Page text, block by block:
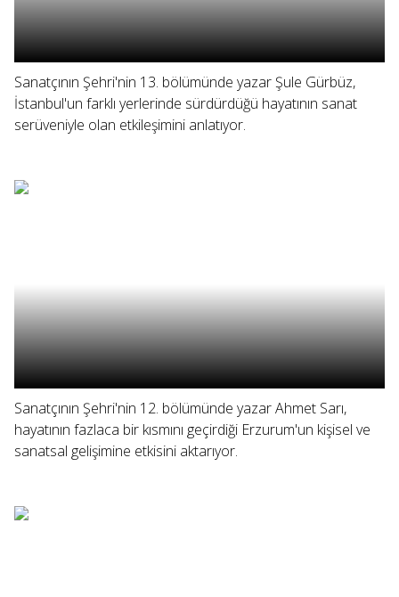
Sanatçının Şehri'nin 13. bölümünde yazar Şule Gürbüz,
İstanbul'un farklı yerlerinde sürdürdüğü hayatının sanat
serüveniyle olan etkileşimini anlatıyor.
Sanatçının Şehri'nin 12. bölümünde yazar Ahmet Sarı,
hayatının fazlaca bir kısmını geçirdiği Erzurum'un kişisel ve
sanatsal gelişimine etkisini aktarıyor.